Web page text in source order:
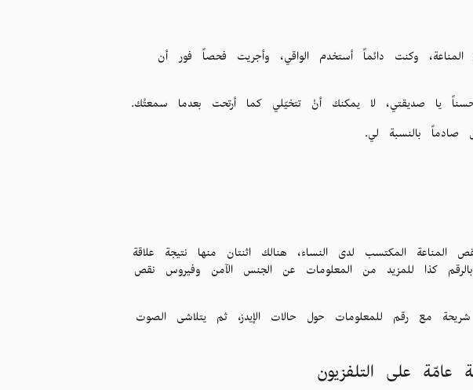
وكنت دائماً أستخدم الواقي، وأجريت فحصاً فور أن
حسناً يا صديقتي، لا يمكنك أنْ تتخيّلي كما أرتحت بعدما سمعتُك.
صادماً بالنسبة لي.
المكتسب لدى النساء، هنالك اثنتان منها نتيجة علاقة
كذا للمزيد من المعلومات عن الجنس الآمن وفيروس نقص
مع رقم للمعلومات حول حالات الإيدز، ثم يتلاشى الصوت
عامّة على التلفزيون